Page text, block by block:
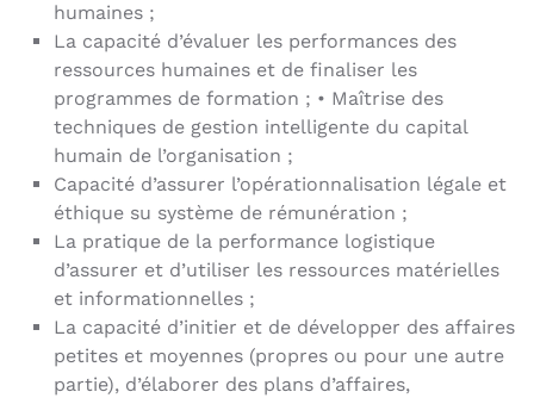
humaines ;
La capacité d’évaluer les performances des
ressources humaines et de finaliser les
programmes de formation ; • Maîtrise des
techniques de gestion intelligente du capital
humain de l’organisation ;
Capacité d’assurer l’opérationnalisation légale et
éthique su système de rémunération ;
La pratique de la performance logistique
d’assurer et d’utiliser les ressources matérielles
et informationnelles ;
La capacité d’initier et de développer des affaires
petites et moyennes (propres ou pour une autre
partie), d’élaborer des plans d’affaires,